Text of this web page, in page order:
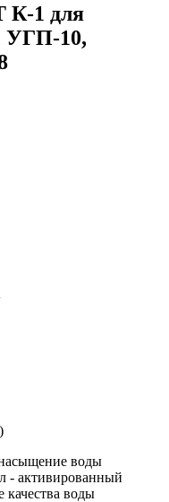
К-1 для
УГП-10,
воды
- активированный
качества воды